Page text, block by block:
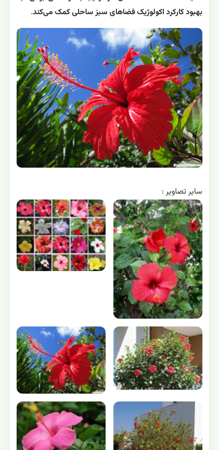
بهبود کارکرد اکولوژیک فضاهای سبز ساحلی کمک می‌کند.
ساير تصاوير :